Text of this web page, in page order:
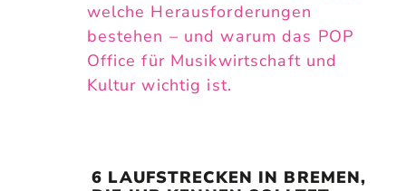
welche Herausforderungen
bestehen – und warum das POP
Office für Musikwirtschaft und
Kultur wichtig ist.
6 LAUFSTRECKEN IN BREMEN,